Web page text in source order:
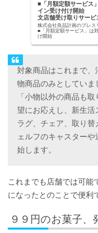
■「月額定額サービス
イン受け付
文店舗受け取りサー
株式会社良品計画のプレ
■「月額定額サービス」は
け開始 ■「ネット
対象商品はこれまで
物商品のみとしてい
「小物以外の商品も
望にお応えし、新生
ラグ、チェア、取り
ェルフのキャスター
始します。
これまでも店舗では可能
になったとのことで便利
９９円のお菓子、